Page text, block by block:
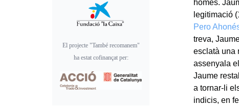
homes.
legitimació
Pero
treva,
esclatà una
assenyala
Jaume
a tornar-li
indicis, en
El projecte "També recomanem"
ha estat cofinançat per: